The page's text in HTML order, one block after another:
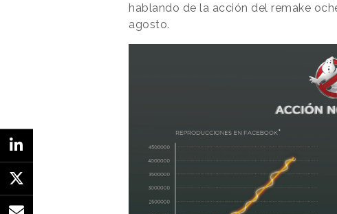
hablando de la acción del remake
agosto.